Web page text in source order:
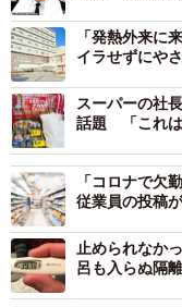
「発熱外来に
イラせずにや
スーパーの社
話題 「これは
「コロナで欠
従業員の投稿
止められなか
呂も入らぬ隔